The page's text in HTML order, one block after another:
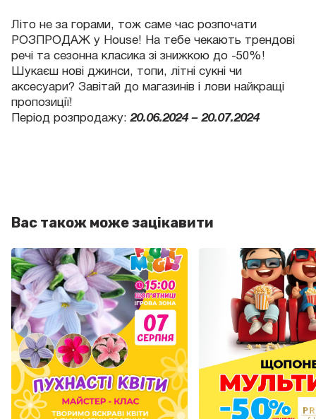
Літо не за горами, тож саме час розпочати
РОЗПРОДАЖ у House! На тебе чекають трендові
речі та сезонна класика зі знижкою до -50%!
Шукаєш нові джинси, топи, літні сукні чи
аксесуари? Завітай до магазинів і лови найкращі
пропозиції!
Період розпродажу:20.06.2024 – 20.07.2024
Вас також може зацікавити